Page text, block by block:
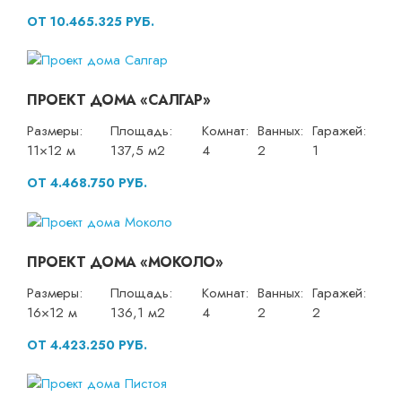
ОТ 10.465.325 РУБ.
ПРОЕКТ ДОМА «САЛГАР»
Размеры:
11×12 м
Площадь:
137,5 м2
Комнат:
4
Ванных:
2
Гаражей:
1
ОТ 4.468.750 РУБ.
ПРОЕКТ ДОМА «МОКОЛО»
Размеры:
16×12 м
Площадь:
136,1 м2
Комнат:
4
Ванных:
2
Гаражей:
2
ОТ 4.423.250 РУБ.